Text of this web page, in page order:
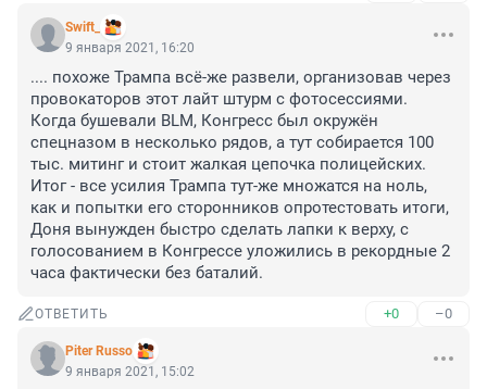
Swift_
9 января 2021, 16:20
.... похоже Трампа всё-же развели, организовав через
провокаторов этот лайт штурм с фотосессиями.
Когда бушевали BLM, Конгресс был окружён
спецназом в несколько рядов, а тут собирается 100
тыс. митинг и стоит жалкая цепочка полицейских.
Итог - все усилия Трампа тут-же множатся на ноль,
как и попытки его сторонников опротестовать итоги,
Доня вынужден быстро сделать лапки к верху, с
голосованием в Конгрессе уложились в рекордные 2
часа фактически без баталий.
ОТВЕТИТЬ +0 –0
Piter Russo
9 января 2021, 15:02